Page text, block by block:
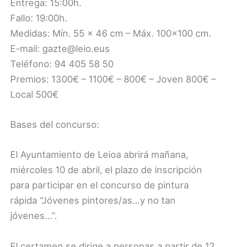
Entrega: 15:00h.
Fallo: 19:00h.
Medidas: Mín. 55 x 46 cm – Máx. 100×100 cm.
E-mail: gazte@leio.eus
Teléfono: 94 405 58 50
Premios: 1300€ – 1100€ – 800€ – Joven 800€ –
Local 500€
Bases del concurso:
El Ayuntamiento de Leioa abrirá mañana,
miércoles 10 de abril, el plazo de inscripción
para participar en el concurso de pintura
rápida “Jóvenes pintores/as…y no tan
jóvenes…”.